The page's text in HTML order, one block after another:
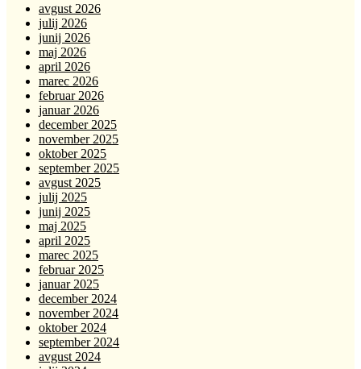
avgust 2026
julij 2026
junij 2026
maj 2026
april 2026
marec 2026
februar 2026
januar 2026
december 2025
november 2025
oktober 2025
september 2025
avgust 2025
julij 2025
junij 2025
maj 2025
april 2025
marec 2025
februar 2025
januar 2025
december 2024
november 2024
oktober 2024
september 2024
avgust 2024